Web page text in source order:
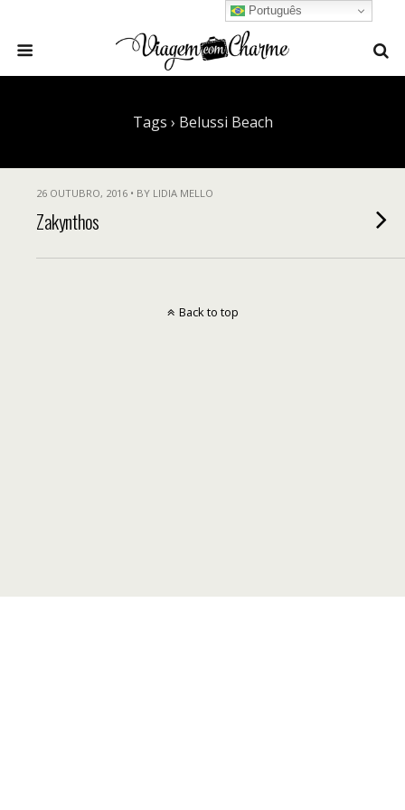
Tags › Belussi Beach
26 OUTUBRO, 2016 • BY LIDIA MELLO
Zakynthos
Português
Back to top